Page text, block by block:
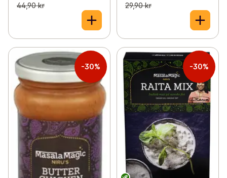
44,90 kr 29,90 kr
-30% -30%